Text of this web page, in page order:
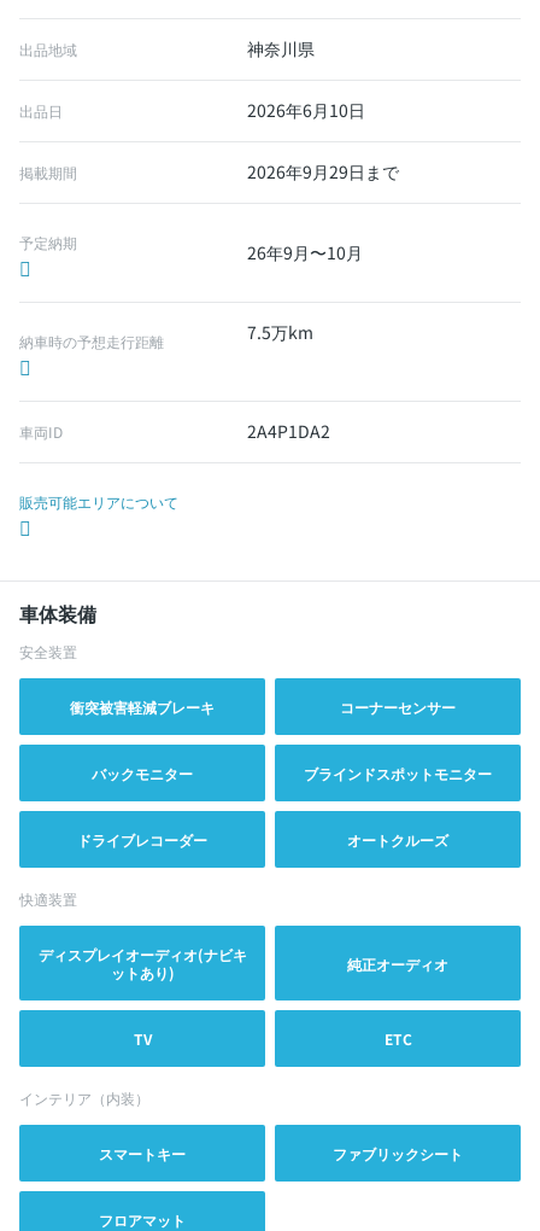
出品地域 神奈川県
出品日 2026年6月10日
掲載期間 2026年9月29日まで
予定納期 26年9月〜10月
納車時の予想走行距離 7.5万km
車両ID 2A4P1DA2
販売可能エリアについて
車体装備
安全装置
衝突被害軽減ブレーキ コーナーセンサー
バックモニター ブラインドスポットモニター
ドライブレコーダー オートクルーズ
快適装置
ディスプレイオーディオ(ナビキ
ットあり)
純正オーディオ
TV ETC
インテリア（内装）
スマートキー ファブリックシート
フロアマット